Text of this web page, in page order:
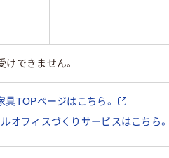
けできません。
具TOPページはこちら。
オフィスづくりサービスはこちら。